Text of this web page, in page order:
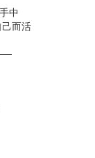
中
而活